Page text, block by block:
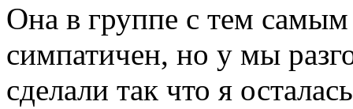
Она в группе с тем
симпатичен, но у мы
сделали так что я